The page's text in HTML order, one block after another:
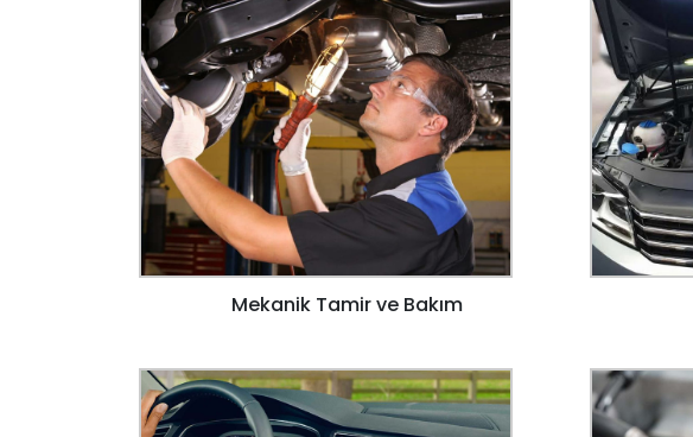
Mekanik Tamir ve Bakım